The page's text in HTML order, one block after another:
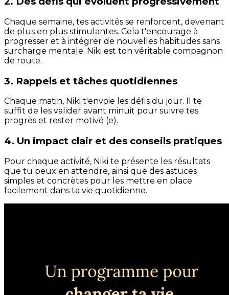
Chaque semaine, tes activités se renforcent, devenant
de plus en plus stimulantes. Cela t'encourage à
progresser et à intégrer de nouvelles habitudes sans
surcharge mentale. Niki est ton véritable compagnon
de route.
3. Rappels et tâches quotidiennes
Chaque matin, Niki t'envoie les défis du jour. Il te
suffit de les valider avant minuit pour suivre tes
progrès et rester motivé (e).
4. Un impact clair et des conseils pratiques
Pour chaque activité, Niki te présente les résultats
que tu peux en attendre, ainsi que des astuces
simples et concrètes pour les mettre en place
facilement dans ta vie quotidienne.